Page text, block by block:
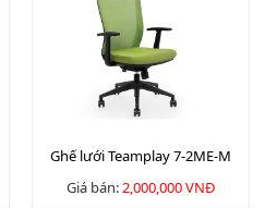
Ghế lưới Teamplay 7-2ME-M
Giá bán:2,000,000 VNĐ